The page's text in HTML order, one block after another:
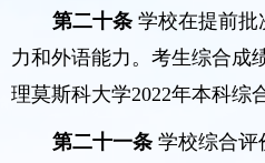
第二十条学校在提前批
力和外语能力。考生综合成
理莫斯科大学2022年本科综
第二十一条学校综合评